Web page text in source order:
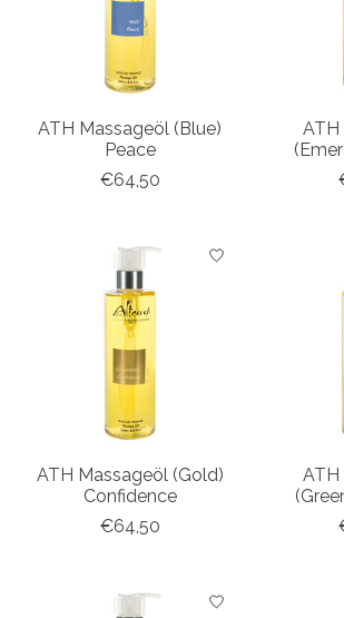
ATH Massageöl (Blue)
Peace
€64,50
ATH
ATH Massageöl (Gold)
Confidence
€64,50
ATH